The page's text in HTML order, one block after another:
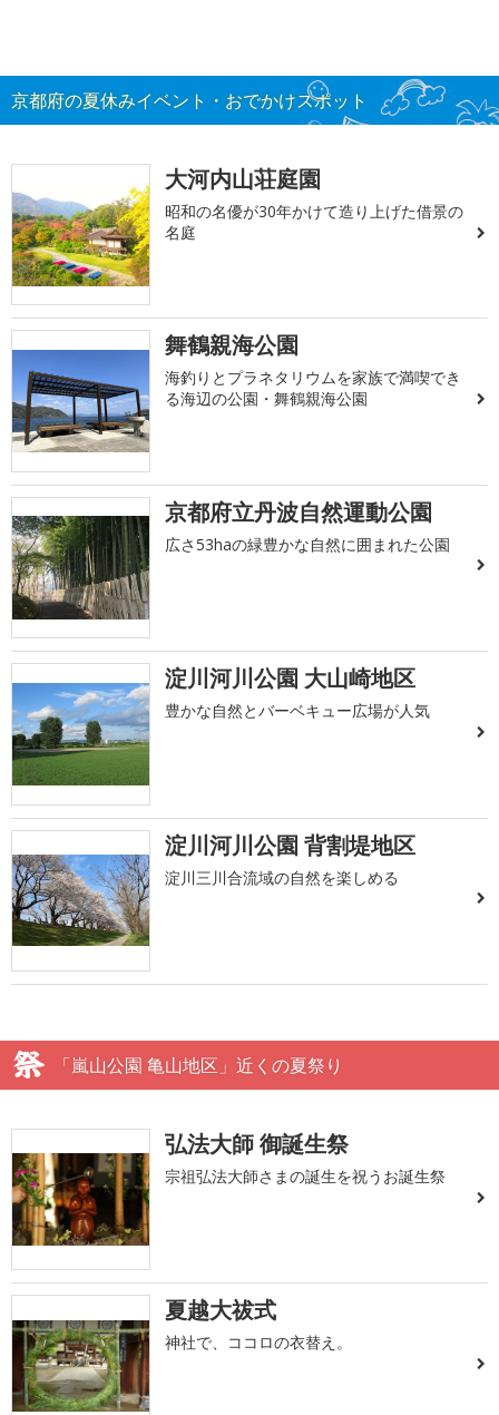
京都府の夏休みイベント・おでかけスポット
大河内山荘庭園
昭和の名優が30年かけて造り上げた借景の
名庭
舞鶴親海公園
海釣りとプラネタリウムを家族で満喫でき
る海辺の公園・舞鶴親海公園
京都府立丹波自然運動公園
広さ53haの緑豊かな自然に囲まれた公園
淀川河川公園 大山崎地区
豊かな自然とバーベキュー広場が人気
淀川河川公園 背割堤地区
淀川三川合流域の自然を楽しめる
「嵐山公園 亀山地区」近くの夏祭り
弘法大師 御誕生祭
宗祖弘法大師さまの誕生を祝うお誕生祭
夏越大祓式
神社で、ココロの衣替え。